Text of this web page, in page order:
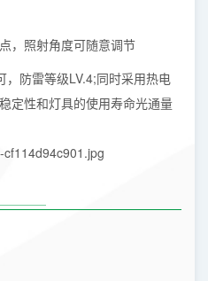
，照射角度可随意调节
防雷等级LV.4;同时采用热电
定性和灯具的使用寿命光通量